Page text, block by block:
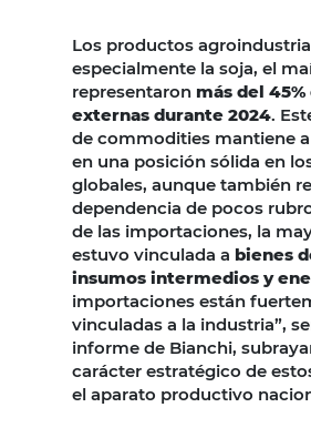
Los productos
especialmente la soja, el
representaron más del
externas durante 2024.
de commodities mantiene
en una posición sólida en
globales, aunque también
dependencia de pocos
de las importaciones, la
estuvo vinculada a bienes
insumos intermedios y
importaciones están
vinculadas a la industria”,
informe de Bianchi,
carácter estratégico de
el aparato productivo